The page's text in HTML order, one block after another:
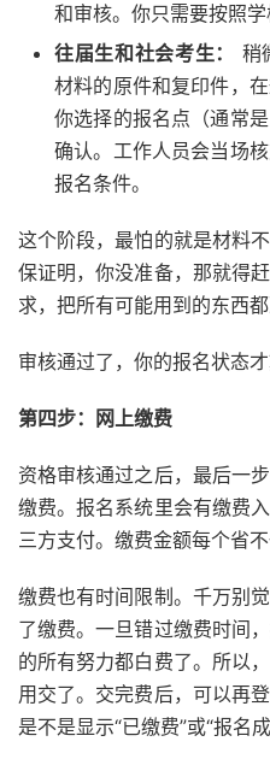
和审核。你只需要按照学
往届生和社会考生：
稍
材料的原件和复印件，
你选择的报名点（通常
确认。工作人员会当场
报名条件。
这个阶段，最怕的就是材料
保证明，你没准备，那就得
求，把所有可能用到的东西
审核通过了，你的报名状态才
第四步：网上缴费
资格审核通过之后，最后一
缴费。报名系统里会有缴费
三方支付。缴费金额每个省
缴费也有时间限制。千万别
了缴费。一旦错过缴费时间
的所有努力都白费了。所以
用交了。交完费后，可以再
是不是显示“已缴费”或“报名成